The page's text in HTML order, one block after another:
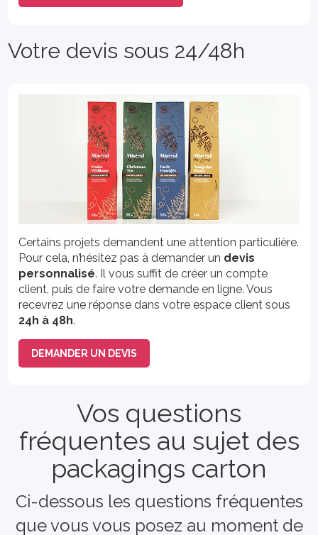
Votre devis sous 24/48h
Certains projets demandent une attention particulière.
Pour cela, n’hésitez pas à demander un devis
personnalisé. Il vous suffit de créer un compte
client, puis de faire votre demande en ligne. Vous
recevrez une réponse dans votre espace client sous
24h à 48h.
DEMANDER UN DEVIS
Vos questions
fréquentes au sujet des
packagings carton
Ci-dessous les questions fréquentes
que vous vous posez au moment de